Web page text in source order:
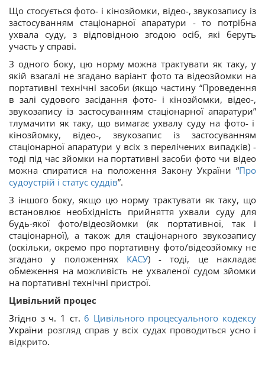
Що стосується фото- і кінозйомки, відео-, звукозапису із
застосуванням стаціонарної апаратури - то потрібна
ухвала суду, з відповідною згодою осіб, які беруть
участь у справі.
З одного боку, цю норму можна трактувати як таку, у
якій взагалі не згадано варіант фото та відеозйомки на
портативні технічні засоби (якщо частину “Проведення
в залі судового засідання фото- і кінозйомки, відео-,
звукозапису із застосуванням стаціонарної апаратури”
тлумачити як таку, що вимагає ухвалу суду на фото- і
кінозйомку, відео-, звукозапис із застосуванням
стаціонарної апаратури у всіх з перелічених випадків) -
тоді під час зйомки на портативні засоби фото чи відео
можна спиратися на положення Закону України “Про
судоустрій і статус суддів”.
З іншого боку, якщо цю норму трактувати як таку, що
встановлює необхідність прийняття ухвали суду для
будь-якої фото/відеозйомки (як портативної, так і
стаціонарної), а також для стаціонарного звукозапису
(оскільки, окремо про портативну фото/відеозйомку не
згадано у положеннях КАСУ) - тоді, це накладає
обмеження на можливість не ухваленої судом зйомки
на портативні технічні пристрої.
Цивільний процес
Згідно з ч. 1 ст. 6 Цивільного процесуального кодексу
України розгляд справ у всіх судах проводиться усно і
відкрито.